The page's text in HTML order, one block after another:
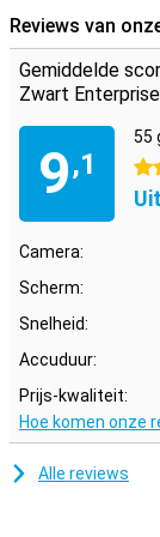
Reviews van
Gemiddelde
Zwart
9,1
55
Camera:
Scherm:
Snelheid:
Accuduur:
Prijs-kwaliteit:
Hoe komen onze
Alle reviews